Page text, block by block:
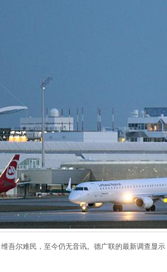
吾尔难民，至今仍无音讯。德广联的最新调查显